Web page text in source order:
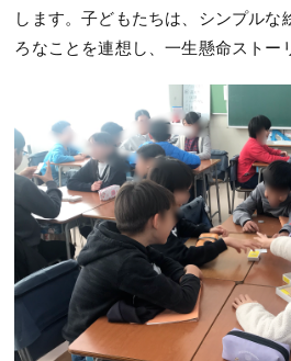
します。子どもたちは、シンプルな
ろなことを連想し、一生懸命ストー